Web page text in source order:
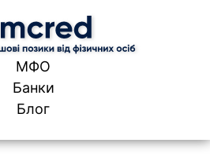
МФО
Банки
Блог